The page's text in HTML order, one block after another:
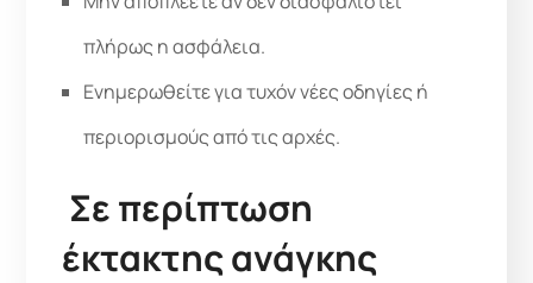
πλήρως η ασφάλεια.
Ενημερωθείτε για τυχόν νέες οδηγίες ή
περιορισμούς από τις αρχές.
Σε περίπτωση
έκτακτης ανάγκης